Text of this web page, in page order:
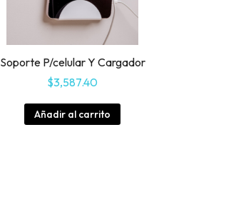
Soporte P/celular Y Cargador
$3,587.40
Añadir al carrito